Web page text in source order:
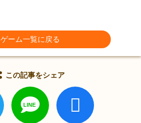
ゲーム一覧に戻る
この記事をシェア